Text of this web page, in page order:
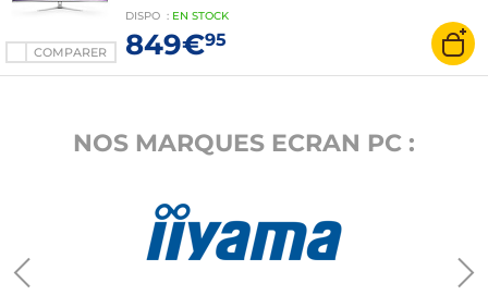
COMPARER
True Black - 144 Hz - FreeSync Premium Pro -
HDMI/DisplayPort/USB-C - Hauteur réglable -
Argent
DISPO : EN STOCK
849€95
NOS MARQUES ECRAN PC :